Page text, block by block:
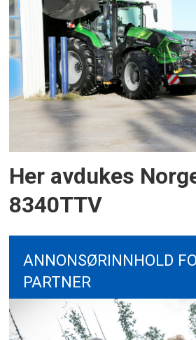
Her avdukes
8340TTV
ANNONSØRINNHOLD
PARTNER